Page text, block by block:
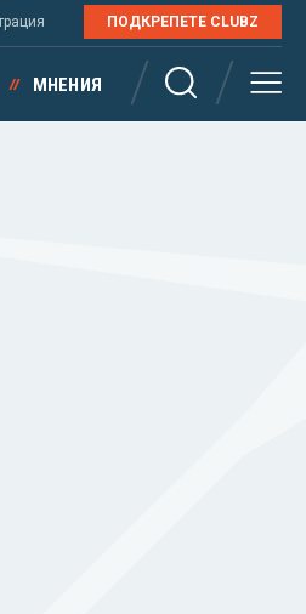
ПОДКРЕПЕТЕ CLUBZ
МНЕНИЯ